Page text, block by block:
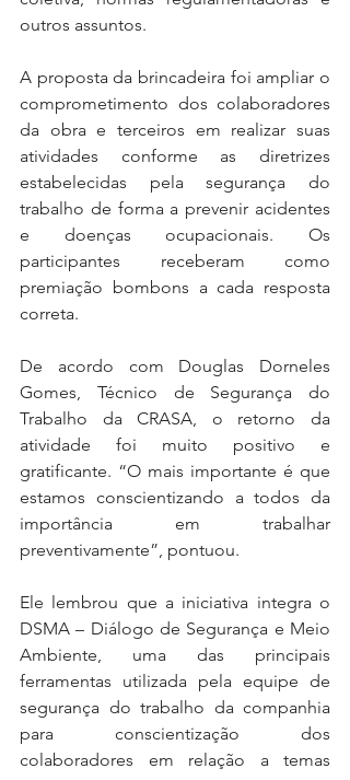
outros assuntos.
A proposta da brincadeira foi ampliar o
comprometimento dos colaboradores
da obra e terceiros em realizar suas
atividades conforme as diretrizes
estabelecidas pela segurança do
trabalho de forma a prevenir acidentes
e doenças ocupacionais. Os
participantes receberam como
premiação bombons a cada resposta
correta.
De acordo com Douglas Dorneles
Gomes, Técnico de Segurança do
Trabalho da CRASA, o retorno da
atividade foi muito positivo e
gratificante. “O mais importante é que
estamos conscientizando a todos da
importância em trabalhar
preventivamente”, pontuou.
Ele lembrou que a iniciativa integra o
DSMA – Diálogo de Segurança e Meio
Ambiente, uma das principais
ferramentas utilizada pela equipe de
segurança do trabalho da companhia
para conscientização dos
colaboradores em relação a temas